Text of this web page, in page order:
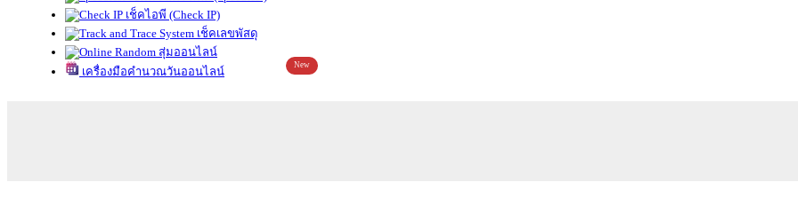
เช็คไอพี (Check IP)
เช็คเลขพัสดุ
สุ่มออนไลน์
เครื่องมือคำนวณวันออนไลน์
New